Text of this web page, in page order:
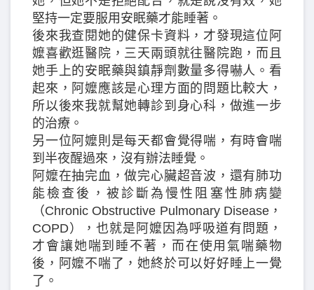
堅持一定要服用安眠藥才能睡著。
後來我查閱她的健保卡資料，才發現這位阿
嬤喜歡逛醫院，三天兩頭就往醫院跑，而且
她手上的安眠藥與鎮靜劑數量多得嚇人。看
起來，阿嬤應該是心理方面的問題比較大，
所以後來我就幫她轉診到身心科，做進一步
的治療。
另一位阿嬤則是每天都會覺得喘，有時會喘
到半夜醒過來，沒有辦法睡覺。
阿嬤在抽完血，做完心臟超音波，還有肺功
能檢查後，被診斷為慢性阻塞性肺病變
（Chronic Obstructive Pulmonary Disease，
COPD），也就是阿嬤因為呼吸道有問題，
才會讓她喘到睡不著，而在使用氣喘藥物
後，阿嬤不喘了，她終於可以好好睡上一覺
了。